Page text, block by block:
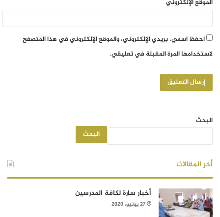
الموقع الإلكتروني
احفظ اسمي، بريدي الإلكتروني، والموقع الإلكتروني في هذا المتصفح
لاستخدامها المرة المقبلة في تعليقي.
البحث
البحث
أخر المقالات
أخبار سارة لكافة المدرسين
27 يونيو، 2020